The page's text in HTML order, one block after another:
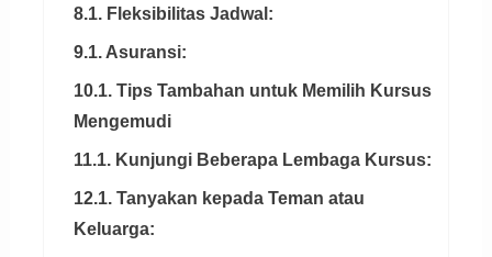
8.1. Fleksibilitas Jadwal:
9.1. Asuransi:
10.1. Tips Tambahan untuk Memilih Kursus
Mengemudi
11.1. Kunjungi Beberapa Lembaga Kursus:
12.1. Tanyakan kepada Teman atau
Keluarga: